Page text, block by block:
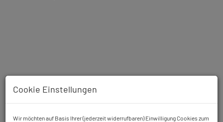
Cookie Einstellungen
Wir möchten auf Basis Ihrer (jederzeit widerrufbaren) Einwilligung Cookies zum